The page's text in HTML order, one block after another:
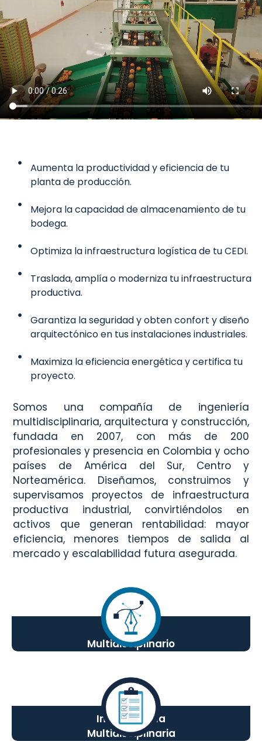
Aumenta la productividad y eficiencia de tu
planta de producción.
Mejora la capacidad de almacenamiento de tu
bodega.
Optimiza la infraestructura logística de tu CEDI.
Traslada, amplía o moderniza tu infraestructura
productiva.
Garantiza la seguridad y obten confort y diseño
arquitectónico en tus instalaciones industriales.
Maximiza la eficiencia energética y certifica tu
proyecto.
Somos una compañía de ingeniería
multidisciplinaria, arquitectura y construcción,
fundada en 2007, con más de 200
profesionales y presencia en Colombia y ocho
países de América del Sur, Centro y
Norteamérica. Diseñamos, construimos y
supervisamos proyectos de infraestructura
productiva industrial, convirtiéndolos en
activos que generan rentabilidad: mayor
eficiencia, menores tiempos de salida al
mercado y escalabilidad futura asegurada.
Diseño
Multidisciplinario
Interventoría
Multidisciplinaria